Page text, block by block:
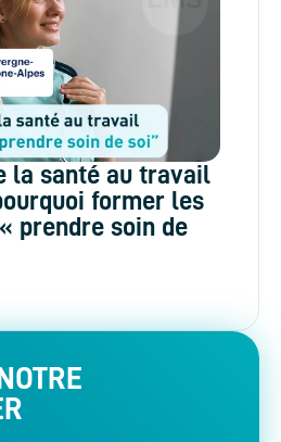
la santé au travail
former les
prendre soin de